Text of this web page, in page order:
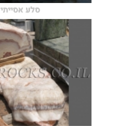
סלע אסייתי